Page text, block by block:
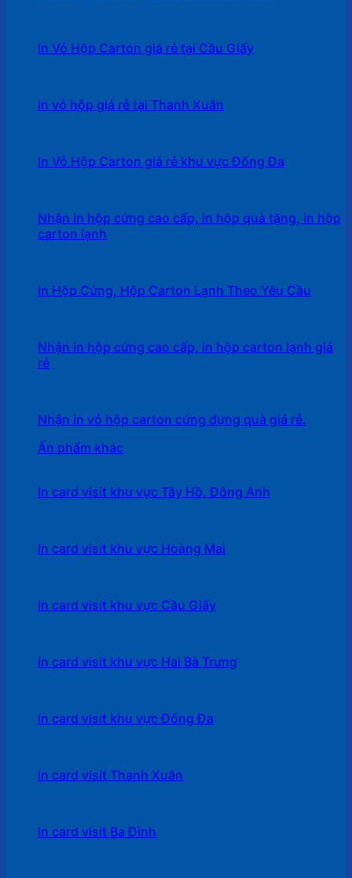
In Vỏ Hộp Carton giá rẻ tại Cầu Giấy
In vỏ hộp giá rẻ tại Thanh Xuân
In Vỏ Hộp Carton giá rẻ khu vực Đống Đa
Nhận in hộp cứng cao cấp, in hộp quà tặng, in hộp
carton lạnh
In Hộp Cứng, Hộp Carton Lạnh Theo Yêu Cầu
Nhận in hộp cứng cao cấp, in hộp carton lạnh giá
rẻ
Nhận in vỏ hộp carton cứng đựng quà giá rẻ.
Ấn phẩm khác
In card visit khu vực Tây Hồ, Đông Anh
In card visit khu vực Hoàng Mai
In card visit khu vực Cầu Giấy
In card visit khu vực Hai Bà Trưng
In card visit khu vực Đống Đa
In card visit Thanh Xuân
In card visit Ba Đình